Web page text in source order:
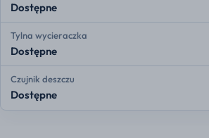
Dostępne
Tylna wycieraczka
Dostępne
Czujnik deszczu
Dostępne